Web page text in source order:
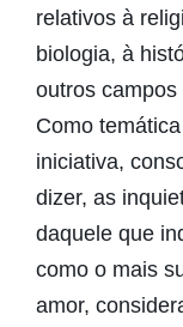
relativos à
biologia, à
outros
Como
iniciativa,
dizer, as
daquele que
como o mais
amor,